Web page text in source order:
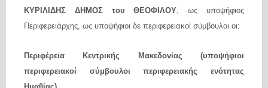
ΚΥΡΙΛΙΔΗΣ ΔΗΜΟΣ του ΘΕΟΦΙΛΟΥ , ως υποψήφιος
Περιφερειάρχης, ως υποψήφιοι δε περιφερειακοί σύμβουλοι οι:
Περιφέρεια Κεντρικής Μακεδονίας (υποψήφιοι
περιφερειακοί σύμβουλοι περιφερειακής ενότητας